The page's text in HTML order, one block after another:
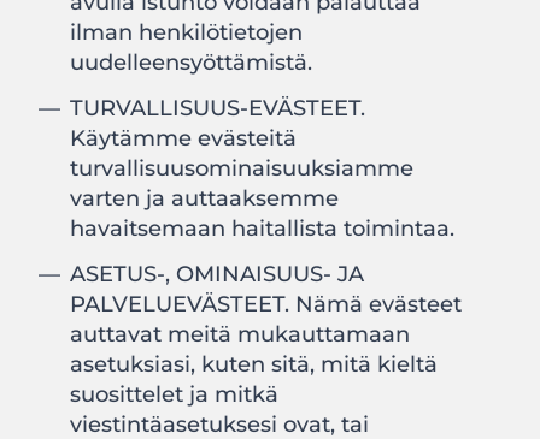
ilman henkilötietojen
uudelleensyöttämistä.
TURVALLISUUS-EVÄSTEET.
Käytämme evästeitä
turvallisuusominaisuuksiamme
varten ja auttaaksemme
havaitsemaan haitallista toimintaa.
ASETUS-, OMINAISUUS- JA
PALVELUEVÄSTEET. Nämä evästeet
auttavat meitä mukauttamaan
asetuksiasi, kuten sitä, mitä kieltä
suosittelet ja mitkä
viestintäasetuksesi ovat, tai